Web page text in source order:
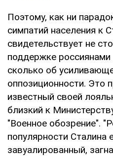
Поэтому, как ни
симпатий населения к
свидетельствует не
поддержке россиянами
сколько об
оппозиционности. Это
известный своей
близкий к
"Военное обозрение".
популярности Сталина
завуалированный,